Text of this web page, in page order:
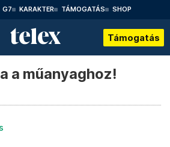
G7 KARAKTER TÁMOGATÁS SHOP
Támogatás
a műanyaghoz!